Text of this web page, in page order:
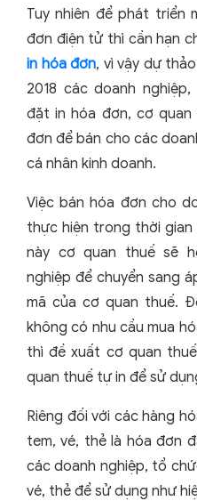
Tuy nhiên để phát triển
đơn điện tử thì cần hạn
in hóa đơn, vì vậy dự
2018 các doanh
đặt in hóa đơn, cơ
đơn để bán cho các
cá nhân kinh doanh.
Việc bán hóa đơn cho
thực hiện trong thời
này cơ quan thuế sẽ
nghiệp để chuyển sang
mã của cơ quan thuế.
không có nhu cầu mua
thì đề xuất cơ quan
quan thuế tự in để sử
Riêng đối với các hàng
tem, vé, thẻ là hóa đơn
các doanh nghiệp, tổ
vé, thẻ để sử dụng như